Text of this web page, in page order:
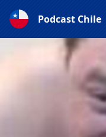
Podcast Chile